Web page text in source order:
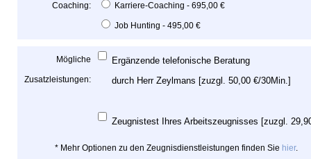
Coaching: Karriere-Coaching - 695,00 €
Job Hunting - 495,00 €
Mögliche
Zusatzleistungen:
Ergänzende telefonische Beratung
durch Herr Zeylmans [zuzgl. 50,00 €/30Min.]
Zeugnistest Ihres Arbeitszeugnisses [zuzgl.
* Mehr Optionen zu den Zeugnisdienstleistungen finden Sie hier.